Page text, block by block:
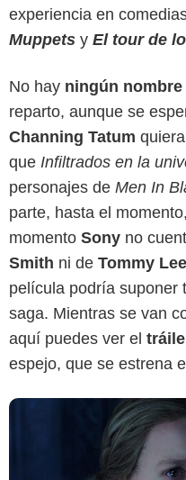
experiencia en
Muppets y El tour de
No hay ningún
reparto, aunque se
Channing Tatum
que Infiltrados en la
personajes de Men In
parte, hasta el
momento Sony no
Smith ni de Tommy
película podría suponer
saga. Mientras se van
aquí puedes ver el
espejo, que se estrena